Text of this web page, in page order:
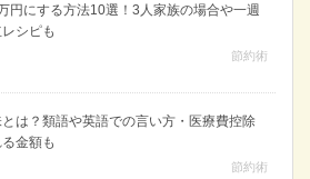
円にする方法10選！3人家族の場合や一週
シピも
節約術
は？類語や英語での言い方・医療費控除
金額も
節約術